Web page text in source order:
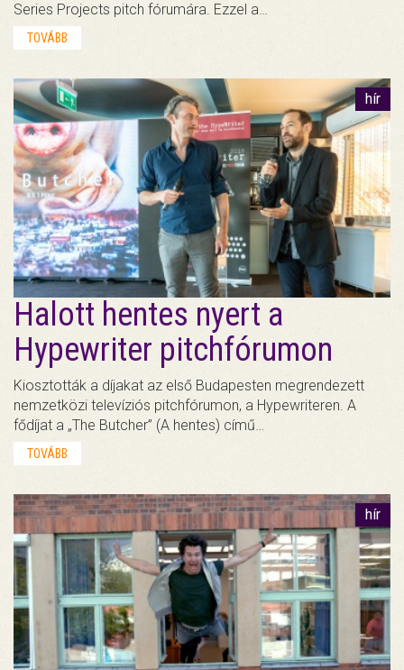
Series Projects pitch fórumára. Ezzel a…
TOVÁBB
hír
Halott hentes nyert a
Hypewriter pitchfórumon
Kiosztották a díjakat az első Budapesten megrendezett
nemzetközi televíziós pitchfórumon, a Hypewriteren. A
fődíjat a „The Butcher” (A hentes) című…
TOVÁBB
hír